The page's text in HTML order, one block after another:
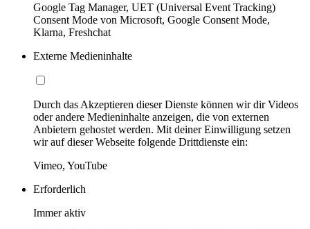
Google Tag Manager, UET (Universal Event Tracking)
Consent Mode von Microsoft, Google Consent Mode,
Klarna, Freshchat
Externe Medieninhalte
Durch das Akzeptieren dieser Dienste können wir dir Videos
oder andere Medieninhalte anzeigen, die von externen
Anbietern gehostet werden. Mit deiner Einwilligung setzen
wir auf dieser Webseite folgende Drittdienste ein:
Vimeo, YouTube
Erforderlich
Immer aktiv